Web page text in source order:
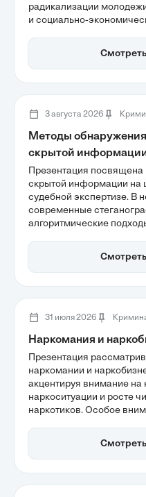
радикализации
и социально-
Важное внимание
информационных
3 августа 2026
Методы
скрытой
судебной
Презентация
скрытой информации на
судебной экспертизе. В
современные
алгоритмические
анализа контейнеров.
проблеме
31 июля 2026
Наркомания и
Презентация
наркомании и
акцентируя внимание на
наркоситуации и росте
наркотиков. Особое
синтетических веществ,
необходимость